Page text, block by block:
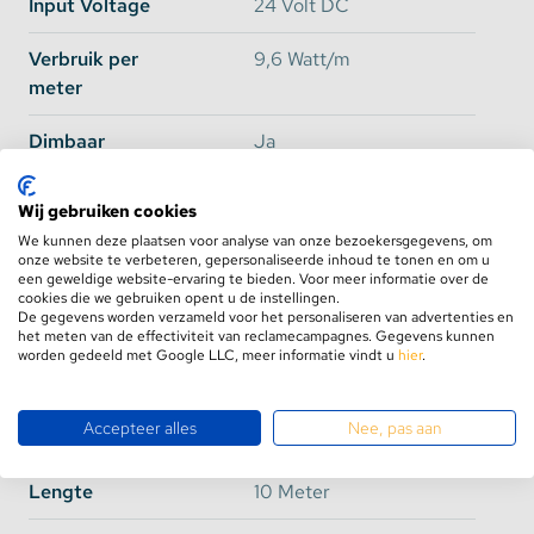
manieren. Dit kan met eenafstandsbediening
draaidimmerof met eendimbare transformatorop
230 volt gedimd worden. De ledstrip heeft een
stroomverbruik van maximaal 9,6 Watt per meter.
stroomverbruik afnemen.
Egale lichtverspreiding
Deze ledstrip bevat 120 LEDs per meter wat ervoor
zorgt dat er een egale lichtlijn ontstaat. Op 10 meter
lengte bevat deze strip dus in totaal 1200 extra
mooie warme ''gele'' gloed ontstaan. Voor directe
verlichting is eenaluminium profiel
met afdekking
Input Voltage 24 Volt DC
Verbruik per
meter
9,6 Watt/m
Dimbaar Ja
Branduren
PCB Kleur Wit
Plakstrip Ja, 3M 9495 LE Plakstrip
Aansluiting
1x 15cm DC Female + 1x
Knipbaar Ja, om de 5cm
Lengte 10 Meter
Wij gebruiken cookies
We kunnen deze plaatsen voor analyse van onze bezoekersgegevens, om
onze website te verbeteren, gepersonaliseerde inhoud te tonen en om u
een geweldige website-ervaring te bieden. Voor meer informatie over de
cookies die we gebruiken opent u de instellingen.
De gegevens worden verzameld voor het personaliseren van advertenties en
het meten van de effectiviteit van reclamecampagnes. Gegevens kunnen
worden gedeeld met Google LLC, meer informatie vindt u hier.
Accepteer alles Nee, pas aan